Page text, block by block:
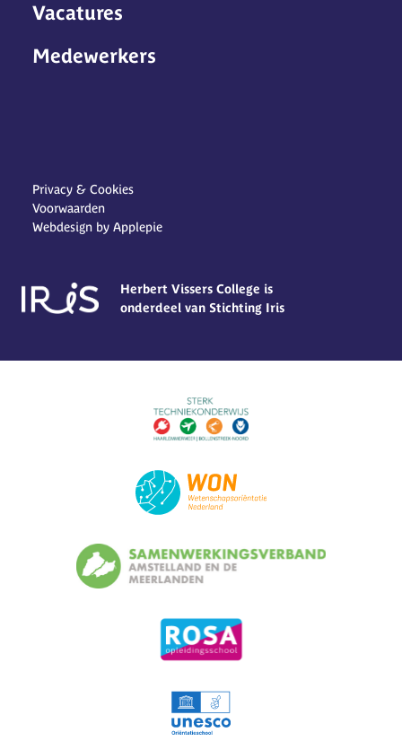
Vacatures
Medewerkers
Privacy & Cookies
Voorwaarden
Webdesign by Applepie
Herbert Vissers College is
onderdeel van Stichting Iris